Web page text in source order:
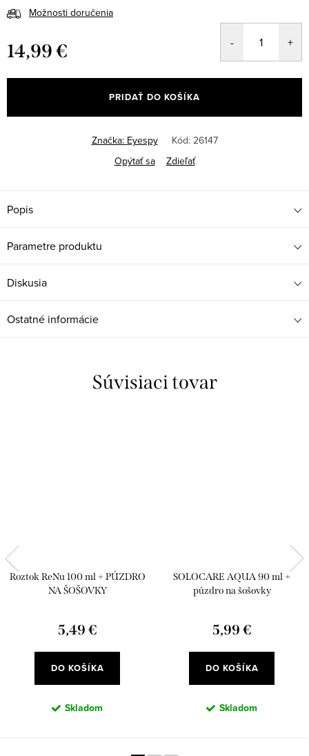
Možnosti doručenia
14,99 €
cena:
PRIDAŤ DO KOŠÍKA
Značka: Eyespy Kód: 26147
Opýtať sa
Zdieľať
Popis
Parametre produktu
Diskusia
Ostatné informácie
Súvisiaci tovar
Roztok ReNu 100 ml + PÚZDRO
NA ŠOŠOVKY
5,49 €
DO KOŠÍKA
Skladom
SOLOCARE AQUA 90 ml +
púzdro na šošovky
5,99 €
DO KOŠÍKA
Skladom